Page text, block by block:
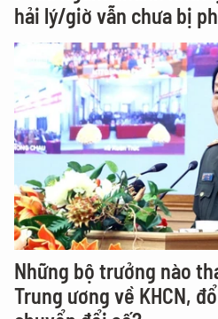
hải lý/giờ vẫn chưa bị
Những bộ trưởng nào
Trung ương về KHCN,